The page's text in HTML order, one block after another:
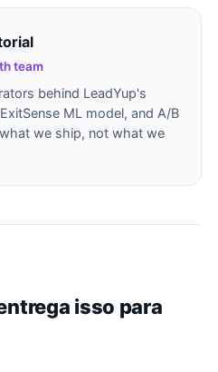
team
behind LeadYup's
ML model, and A/B
we ship, not what we
isso para